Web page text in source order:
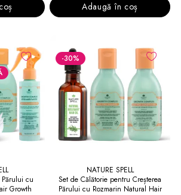
Adaugă în coș
cu
Growth
-30%
NATURE SPELL
Set de Călătorie pentru Creșterea
Părului cu Rozmarin Natural Hair